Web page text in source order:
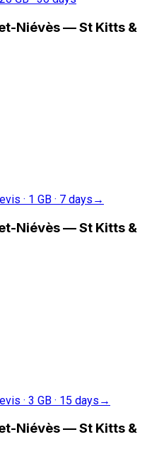
Niévès—St Kitts &
· 1 GB · 7 days →
Niévès—St Kitts &
· 3 GB · 15 days →
Niévès—St Kitts &